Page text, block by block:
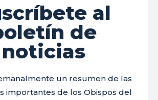
al
de
noticias
un resumen de las
importantes de los Obispos del